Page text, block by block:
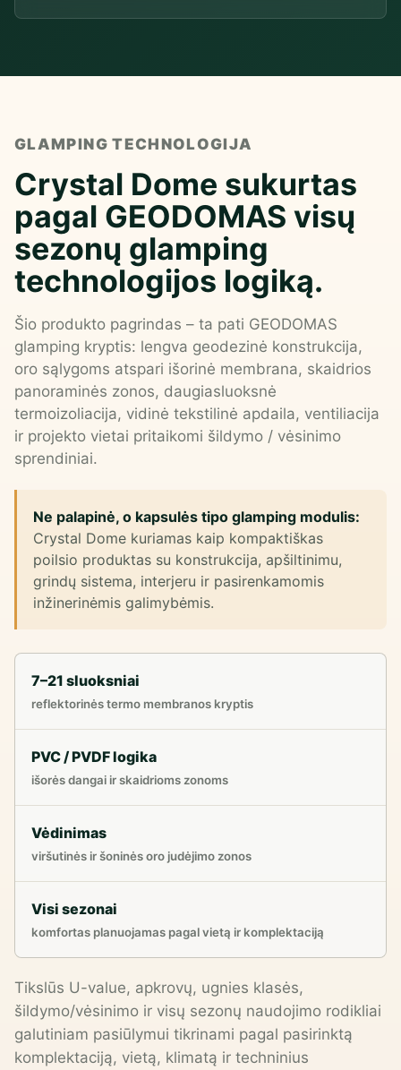
GLAMPING TECHNOLOGIJA
Crystal Dome sukurtas
pagal GEODOMAS visų
sezonų glamping
technologijos logiką.
Šio produkto pagrindas – ta pati GEODOMAS
glamping kryptis: lengva geodezinė konstrukcija,
oro sąlygoms atspari išorinė membrana, skaidrios
panoraminės zonos, daugiasluoksnė
termoizoliacija, vidinė tekstilinė apdaila, ventiliacija
ir projekto vietai pritaikomi šildymo / vėsinimo
sprendiniai.
Ne palapinė, o kapsulės tipo glamping modulis:
Crystal Dome kuriamas kaip kompaktiškas
poilsio produktas su konstrukcija, apšiltinimu,
grindų sistema, interjeru ir pasirenkamomis
inžinerinėmis galimybėmis.
7–21 sluoksniai
reflektorinės termo membranos kryptis
PVC / PVDF logika
išorės dangai ir skaidrioms zonoms
Vėdinimas
viršutinės ir šoninės oro judėjimo zonos
Visi sezonai
komfortas planuojamas pagal vietą ir komplektaciją
Tikslūs U-value, apkrovų, ugnies klasės,
šildymo/vėsinimo ir visų sezonų naudojimo rodikliai
galutiniam pasiūlymui tikrinami pagal pasirinktą
komplektaciją, vietą, klimatą ir techninius